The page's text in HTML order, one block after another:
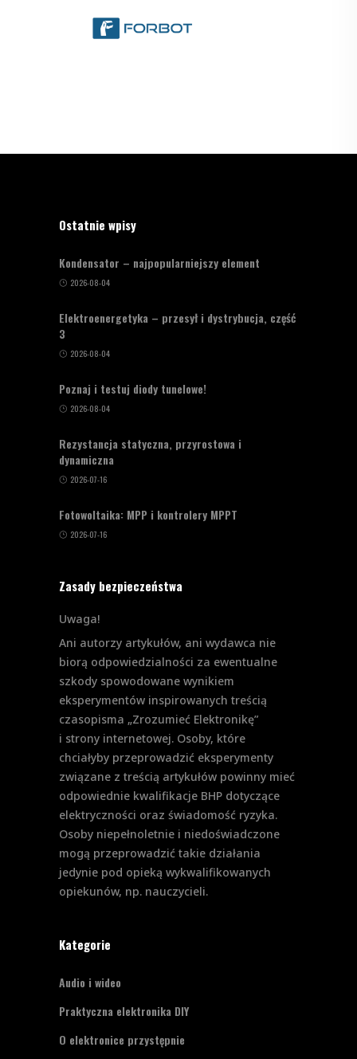
Ostatnie wpisy
Kondensator – najpopularniejszy element
2026-08-04
Elektroenergetyka – przesył i dystrybucja, część
3
2026-08-04
Poznaj i testuj diody tunelowe!
2026-08-04
Rezystancja statyczna, przyrostowa i
dynamiczna
2026-07-16
Fotowoltaika: MPP i kontrolery MPPT
2026-07-16
Zasady bezpieczeństwa
Uwaga!
Ani autorzy artykułów, ani wydawca nie
biorą odpowiedzialności za ewentualne
szkody spowodowane wynikiem
eksperymentów inspirowanych treścią
czasopisma „Zrozumieć Elektronikę”
i strony internetowej. Osoby, które
chciałyby przeprowadzić eksperymenty
związane z treścią artykułów powinny mieć
odpowiednie kwalifikacje BHP dotyczące
elektryczności oraz świadomość ryzyka.
Osoby niepełnoletnie i niedoświadczone
mogą przeprowadzić takie działania
jedynie pod opieką wykwalifikowanych
opiekunów, np. nauczycieli.
Kategorie
Audio i wideo
Praktyczna elektronika DIY
O elektronice przystępnie